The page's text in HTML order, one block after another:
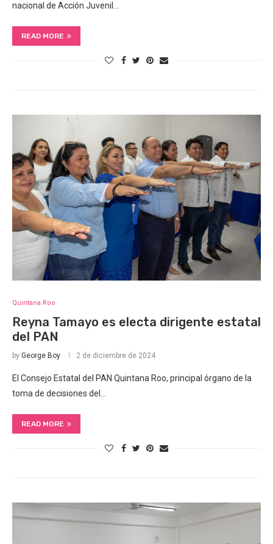
nacional de Acción Juvenil…
READ MORE
Quintana Roo
Reyna Tamayo es electa dirigente estatal
del PAN
by George Boy 2 de diciembre de 2024
El Consejo Estatal del PAN Quintana Roo, principal órgano de la
toma de decisiones del…
READ MORE